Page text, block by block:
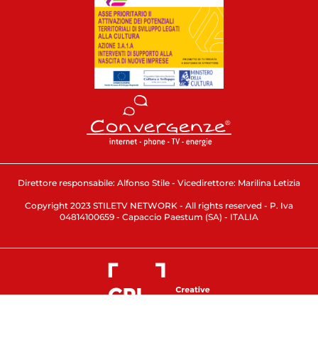
Direttore responsabile: Alfonso Stile - Vicedirettore: Marilina Letizia
Copyright 2023 STILETV NETWORK - All rights reserved - P. Iva
04814100659 - Capaccio Paestum (SA) - ITALIA